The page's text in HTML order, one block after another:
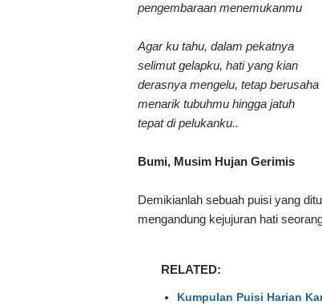
pengembaraan menemukanmu
Agar ku tahu, dalam pekatnya
selimutgelapku, hati yang kian
derasnya mengelu, tetap berusaha
menarik tubuhmu hingga jatuh
tepatdi pelukanku..
Bumi, Musim Hujan Gerimis
Demikianlah sebuah puisi yang
mengandung kejujuran hati
RELATED:
Kumpulan Puisi Harian